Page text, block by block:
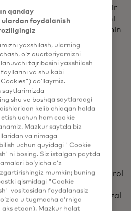
veb-saytga va ma'lum bir
faqat qonuniy foydalanuvchi
mumkin. Ularni taxmin
klaviatura yorlig'ini ochish
firibgar saytga
autentifikatsiya usuli,
yuzni aniqlash orqali
tasdiqlaydi.
almashtiradimi?
ishlatiladi. Oxir-oqibat,
ilovalarga kirish uchun parol
va Mastercard kabi
allaqachon parollarni afzal
xavfsizroq, balki
qanday
foydalanish
yaxshilash, ularning
o‘z auditoriyamizni
tajribasini yaxshilash
va shu kabi
qo‘llaymiz.
saytlarimizda
shu va boshqa saytlardagi
kelib chiqqan holda
uchun ham cookie
Mazkur saytda biz
va nimaga
uchun quyidagi "Cookie
bosing. Siz istalgan paytda
bo‘yicha o‘z
mumkin; buning
qismidagi "Cookie
vositasidan foydalanasiz
u tugmacha o‘rniga
aks etgan). Mazkur holat